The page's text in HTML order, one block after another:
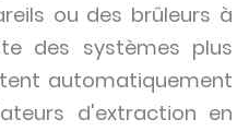
ou des brûleurs à
des systèmes plus
automatiquement
d'extraction en